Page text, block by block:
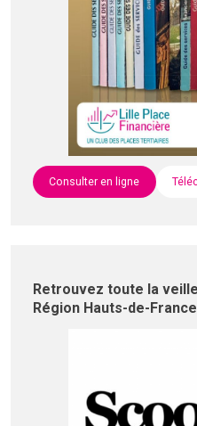
Consulter en ligne
Retrouvez toute la
Région Hauts-de-France